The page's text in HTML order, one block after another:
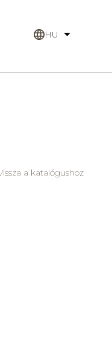
HU
a katalógushoz